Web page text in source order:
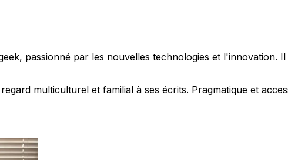
passionné par les nouvelles technologies et l'innovation.
multiculturel et familial à ses écrits. Pragmatique et